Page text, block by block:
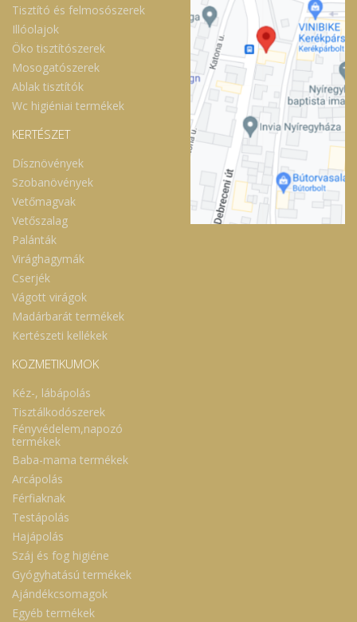
Tisztító és felmosószerek
Illóolajok
Öko tisztítószerek
Mosogatószerek
Ablak tisztítók
Wc higiéniai termékek
KERTÉSZET
Dísznövények
Szobanövények
Vetőmagvak
Vetőszalag
Palánták
Virághagymák
Cserjék
Vágott virágok
Madárbarát termékek
Kertészeti kellékek
KOZMETIKUMOK
Kéz-, lábápolás
Tisztálkodószerek
Fényvédelem,napozó
termékek
Baba-mama termékek
Arcápolás
Férfiaknak
Testápolás
Hajápolás
Száj és fog higiéne
Gyógyhatású termékek
Ajándékcsomagok
Egyéb termékek